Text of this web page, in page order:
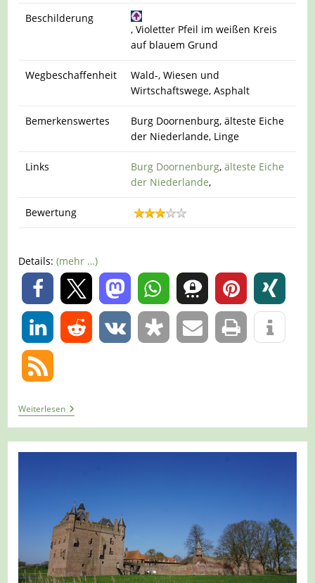
Beschilderung
, Violetter Pfeil im weißen Kreis
auf blauem Grund
Wegbeschaffenheit
Wald-, Wiesen und
Wirtschaftswege, Asphalt
Bemerkenswertes
Burg Doornenburg, älteste Eiche
der Niederlande, Linge
Links Burg Doornenburg,älteste Eiche
der Niederlande,
Bewertung
Details:(mehr …)
0
0
WeiterlesenTour
1380
–
Niederlande
–
Hondermorgen